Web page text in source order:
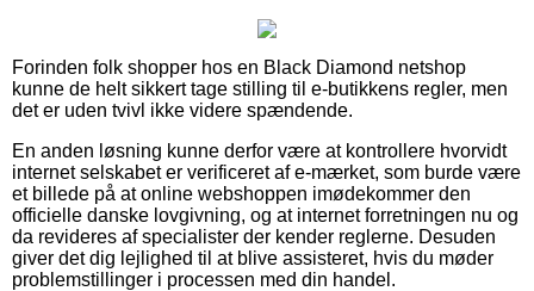
Forinden folk shopper hos en Black Diamond netshop
kunne de helt sikkert tage stilling til e-butikkens regler, men
det er uden tvivl ikke videre spændende.
En anden løsning kunne derfor være at kontrollere hvorvidt
internet selskabet er verificeret af e-mærket, som burde være
et billede på at online webshoppen imødekommer den
officielle danske lovgivning, og at internet forretningen nu og
da revideres af specialister der kender reglerne. Desuden
giver det dig lejlighed til at blive assisteret, hvis du møder
problemstillinger i processen med din handel.